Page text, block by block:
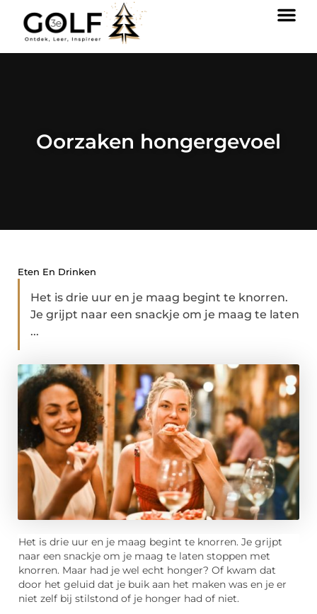
Oorzaken hongergevoel
Eten En Drinken
Het is drie uur en je maag begint te knorren.
Je grijpt naar een snackje om je maag te laten
...
Het is drie uur en je maag begint te knorren. Je grijpt
naar een snackje om je maag te laten stoppen met
knorren. Maar had je wel echt honger? Of kwam dat
door het geluid dat je buik aan het maken was en je er
niet zelf bij stilstond of je honger had of niet.